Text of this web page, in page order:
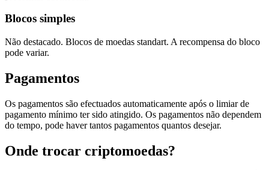
Blocos simples
Não destacado. Blocos de moedas standart. A recompensa do bloco
pode variar.
Pagamentos
Os pagamentos são efectuados automaticamente após o limiar de
pagamento mínimo ter sido atingido. Os pagamentos não dependem
do tempo, pode haver tantos pagamentos quantos desejar.
Onde trocar criptomoedas?